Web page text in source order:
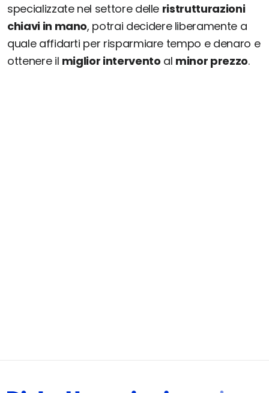
specializzate nel settore delle ristrutturazioni
chiavi in mano, potrai decidere liberamente a
quale affidarti per risparmiare tempo e denaro e
ottenere il miglior intervento al minor prezzo.